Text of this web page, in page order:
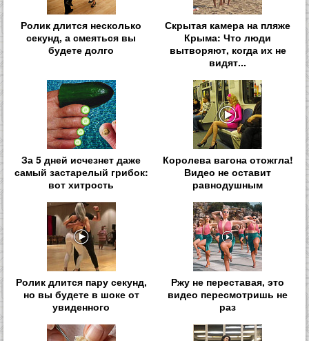
Ролик длится несколько
секунд, а смеяться вы
будете долго
Скрытая камера на пляже
Крыма: Что люди
вытворяют, когда их не
видят...
За 5 дней исчезнет даже
самый застарелый грибок:
вот хитрость
Королева вагона отожгла!
Видео не оставит
равнодушным
Ролик длится пару секунд,
но вы будете в шоке от
увиденного
Ржу не переставая, это
видео пересмотришь не
раз